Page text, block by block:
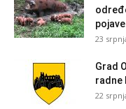
23
Grad
radne
22